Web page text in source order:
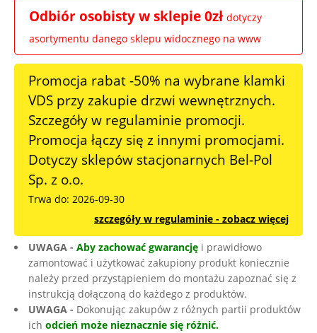
Odbiór osobisty w sklepie 0zł dotyczy
asortymentu danego sklepu widocznego na www
Promocja rabat -50% na wybrane klamki
VDS przy zakupie drzwi wewnętrznych.
Szczegóły w regulaminie promocji.
Promocja łączy się z innymi promocjami.
Dotyczy sklepów stacjonarnych Bel-Pol
Sp. z o.o.
Trwa do: 2026-09-30
szczegóły w regulaminie - zobacz więcej
UWAGA - Aby zachować gwarancję i prawidłowo
zamontować i użytkować zakupiony produkt koniecznie
należy przed przystąpieniem do montażu zapoznać się z
instrukcją dołączoną do każdego z produktów.
UWAGA - Dokonując zakupów z różnych partii produktów
ich odcień może nieznacznie się różnić.